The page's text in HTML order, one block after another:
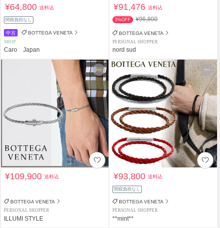
¥64,800送料込
関税負担なし
中古 BOTTEGA VENETA
SHOP
Caro Japan
¥91,476送料込
5%OFF ¥96,800
BOTTEGA VENETA
PERSONAL SHOPPER
nord sud
¥109,900送料込
BOTTEGA VENETA
PERSONAL SHOPPER
ILLUMI STYLE
¥93,800送料込
関税負担なし
BOTTEGA VENETA
PERSONAL SHOPPER
**mint**